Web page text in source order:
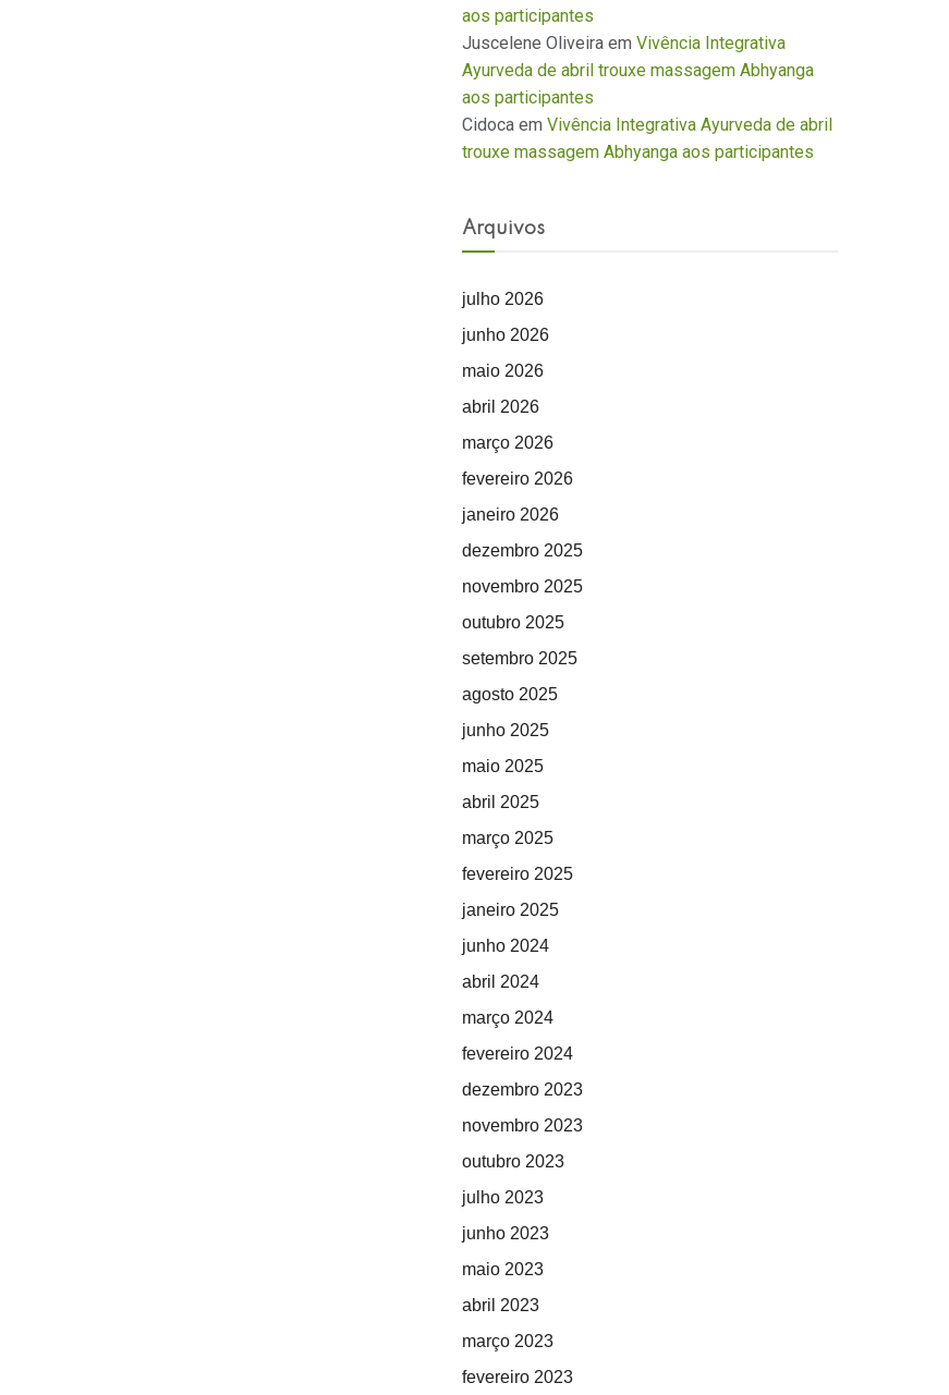
aos participantes
Juscelene Oliveira em Vivência Integrativa
Ayurveda de abril trouxe massagem Abhyanga
aos participantes
Cidoca em Vivência Integrativa Ayurveda de abril
trouxe massagem Abhyanga aos participantes
Arquivos
julho 2026
junho 2026
maio 2026
abril 2026
março 2026
fevereiro 2026
janeiro 2026
dezembro 2025
novembro 2025
outubro 2025
setembro 2025
agosto 2025
junho 2025
maio 2025
abril 2025
março 2025
fevereiro 2025
janeiro 2025
junho 2024
abril 2024
março 2024
fevereiro 2024
dezembro 2023
novembro 2023
outubro 2023
julho 2023
junho 2023
maio 2023
abril 2023
março 2023
fevereiro 2023